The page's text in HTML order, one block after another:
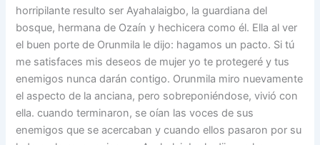
horripilante resulto ser Ayahalaigbo, la guardiana del
bosque, hermana de Ozaín y hechicera como él. Ella al ver
el buen porte de Orunmila le dijo: hagamos un pacto. Si tú
me satisfaces mis deseos de mujer yo te protegeré y tus
enemigos nunca darán contigo. Orunmila miro nuevamente
el aspecto de la anciana, pero sobreponiéndose, vivió con
ella. cuando terminaron, se oían las voces de sus
enemigos que se acercaban y cuando ellos pasaron por su